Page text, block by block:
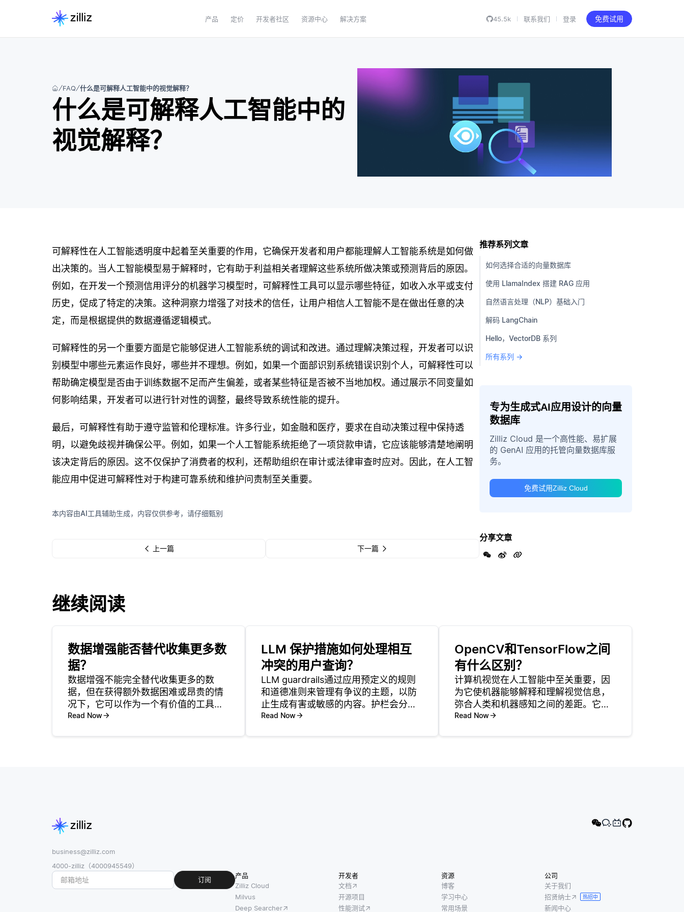
产品 定价 开发者社区 资源中心 解决方案 45.5k 联系我们 登录 免费试用
FAQ 什么是可解释人工智能中的视觉解释？
什么是可解释人工智能中的
视觉解释？
可解释性在人工智能透明度中起着至关重要的作用，它确保开发者和用户都能理解人工智能系统是如何做
出决策的。当人工智能模型易于解释时，它有助于利益相关者理解这些系统所做决策或预测背后的原因。
例如，在开发一个预测信用评分的机器学习模型时，可解释性工具可以显示哪些特征，如收入水平或支付
历史，促成了特定的决策。这种洞察力增强了对技术的信任，让用户相信人工智能不是在做出任意的决
定，而是根据提供的数据遵循逻辑模式。
可解释性的另一个重要方面是它能够促进人工智能系统的调试和改进。通过理解决策过程，开发者可以识
别模型中哪些元素运作良好，哪些并不理想。例如，如果一个面部识别系统错误识别个人，可解释性可以
帮助确定模型是否由于训练数据不足而产生偏差，或者某些特征是否被不当地加权。通过展示不同变量如
何影响结果，开发者可以进行针对性的调整，最终导致系统性能的提升。
最后，可解释性有助于遵守监管和伦理标准。许多行业，如金融和医疗，要求在自动决策过程中保持透
明，以避免歧视并确保公平。例如，如果一个人工智能系统拒绝了一项贷款申请，它应该能够清楚地阐明
该决定背后的原因。这不仅保护了消费者的权利，还帮助组织在审计或法律审查时应对。因此，在人工智
能应用中促进可解释性对于构建可靠系统和维护问责制至关重要。
本内容由AI工具辅助生成，内容仅供参考，请仔细甄别
上一篇 下一篇
推荐系列文章
如何选择合适的向量数据库
使用 LlamaIndex 搭建 RAG 应用
自然语言处理（NLP）基础入门
解码 LangChain
Hello，VectorDB 系列
所有系列 →
专为生成式AI应用设计的向量
数据库
Zilliz Cloud 是一个高性能、易扩展
的 GenAI 应用的托管向量数据库服
务。
免费试用Zilliz Cloud
分享文章
继续阅读
数据增强能否替代收集更多数
据？
数据增强不能完全替代收集更多的数
据，但在获得额外数据困难或昂贵的情
况下，它可以作为一个有价值的工具。
数据增强涉及创建现有数据的变体，这
Read Now
LLM 保护措施如何处理相互
冲突的用户查询？
LLM guardrails通过应用预定义的规则
和道德准则来管理有争议的主题，以防
止生成有害或敏感的内容。护栏会分析
查询的上下文，以确定主题是否涉及潜
Read Now
OpenCV和TensorFlow之间
有什么区别？
计算机视觉在人工智能中至关重要，因
为它使机器能够解释和理解视觉信息，
弥合人类和机器感知之间的差距。它提
供了处理各种应用程序的图像，视频和
Read Now
business@zilliz.com
4000-zilliz（4000945549）
订阅
产品
Zilliz Cloud
Milvus
Deep Searcher
开发者
文档
开源项目
性能测试
资源
博客
学习中心
常用场景
公司
关于我们
招贤纳士
热招中
新闻中心